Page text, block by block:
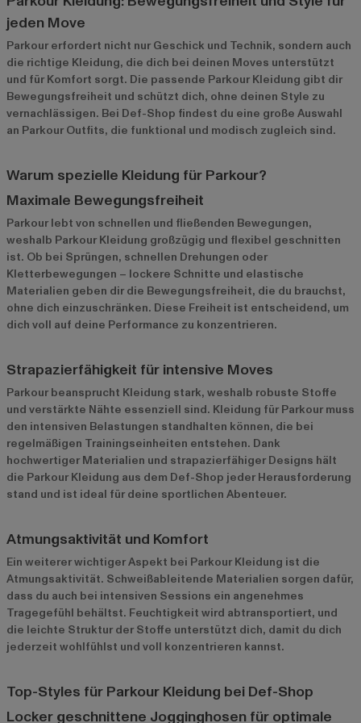
jeden Move
Parkour erfordert nicht nur Geschick und Technik, sondern auch
die richtige Kleidung, die dich bei deinen Moves unterstützt
und für Komfort sorgt. Die passende Parkour Kleidung gibt dir
Bewegungsfreiheit und schützt dich, ohne deinen Style zu
vernachlässigen. Bei Def-Shop findest du eine große Auswahl
an Parkour Outfits, die funktional und modisch zugleich sind.
Warum spezielle Kleidung für Parkour?
Maximale Bewegungsfreiheit
Parkour lebt von schnellen und fließenden Bewegungen,
weshalb Parkour Kleidung großzügig und flexibel geschnitten
ist. Ob bei Sprüngen, schnellen Drehungen oder
Kletterbewegungen – lockere Schnitte und elastische
Materialien geben dir die Bewegungsfreiheit, die du brauchst,
ohne dich einzuschränken. Diese Freiheit ist entscheidend, um
dich voll auf deine Performance zu konzentrieren.
Strapazierfähigkeit für intensive Moves
Parkour beansprucht Kleidung stark, weshalb robuste Stoffe
und verstärkte Nähte essenziell sind. Kleidung für Parkour muss
den intensiven Belastungen standhalten können, die bei
regelmäßigen Trainingseinheiten entstehen. Dank
hochwertiger Materialien und strapazierfähiger Designs hält
die Parkour Kleidung aus dem Def-Shop jeder Herausforderung
stand und ist ideal für deine sportlichen Abenteuer.
Atmungsaktivität und Komfort
Ein weiterer wichtiger Aspekt bei Parkour Kleidung ist die
Atmungsaktivität. Schweißableitende Materialien sorgen dafür,
dass du auch bei intensiven Sessions ein angenehmes
Tragegefühl behältst. Feuchtigkeit wird abtransportiert, und
die leichte Struktur der Stoffe unterstützt dich, damit du dich
jederzeit wohlfühlst und voll konzentrieren kannst.
Top-Styles für Parkour Kleidung bei Def-Shop
Locker geschnittene Jogginghosen für optimale